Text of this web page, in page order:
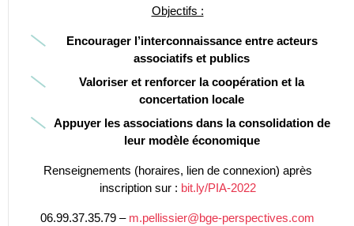
Objectifs :
Encourager l’interconnaissance entre acteurs
associatifs et publics
Valoriser et renforcer la coopération et la
concertation locale
Appuyer les associations dans la consolidation de
leur modèle économique
Renseignements (horaires, lien de connexion) après
inscription sur : bit.ly/PIA-2022
06.99.37.35.79 – m.pellissier@bge-perspectives.com